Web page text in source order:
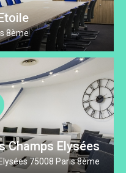
8ème
Champs Elysées
75008 Paris 8ème